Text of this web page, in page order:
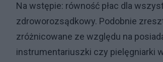
Na wstępie: równość płac dla
zdroworozsądkowy. Podobnie
zróżnicowane ze względu na
instrumentariuszki czy pielęgniarki